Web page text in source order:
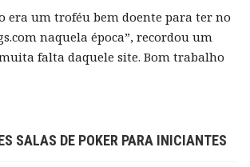
era um troféu bem doente para ter no
naquela época”, recordou um
falta daquele site. Bom trabalho
SALAS DE POKER PARA INICIANTES